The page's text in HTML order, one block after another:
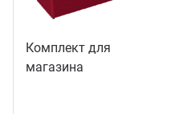
Комплект для
магазина